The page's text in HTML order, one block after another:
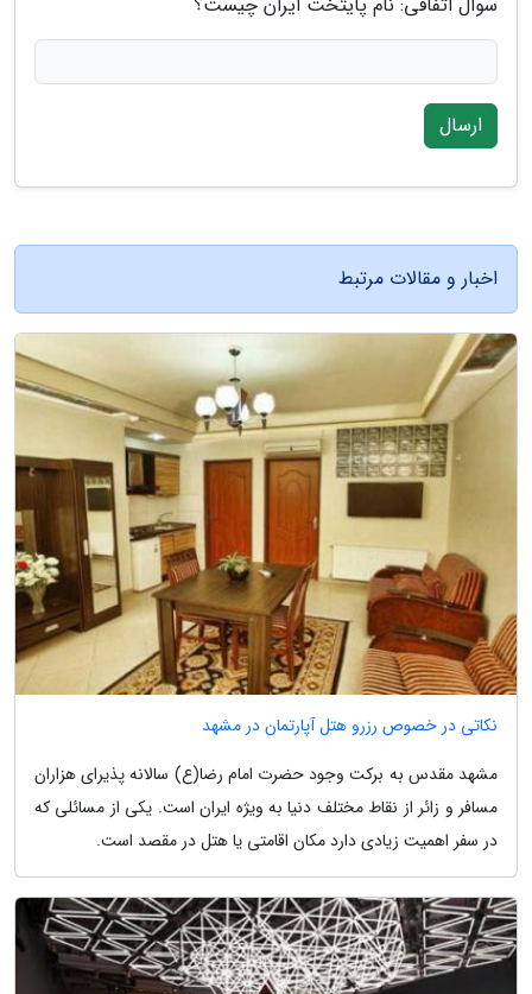
ارسال
اخبار و مقالات مرتبط
نکاتی در خصوص رزرو هتل آپارتمان در مشهد
مشهد مقدس به برکت وجود حضرت امام رضا(ع) سالانه پذیرای هزاران
مسافر و زائر از نقاط مختلف دنیا به ویژه ایران است. یکی از مسائلی که
در سفر اهمیت زیادی دارد مکان اقامتی یا هتل در مقصد است.